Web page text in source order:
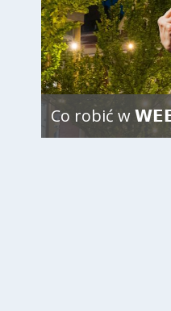
Co robić w